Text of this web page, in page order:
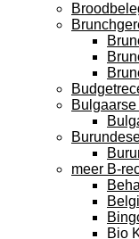
meer B-
Bio